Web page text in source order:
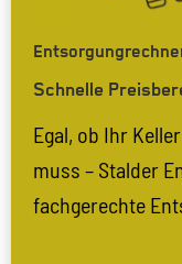
Schnelle
Egal, ob Ihr
muss – Stalder
fachgerechte